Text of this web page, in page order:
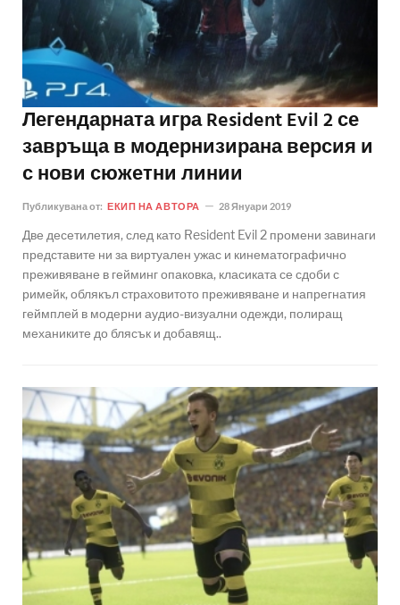
Легендарната игра Resident Evil 2 се
завръща в модернизирана версия и
с нови сюжетни линии
Публикувана от: ЕКИП НА АВТОРА 28 Януари 2019
Две десетилетия, след като Resident Evil 2 промени завинаги
представите ни за виртуален ужас и кинематографично
преживяване в гейминг опаковка, класиката се сдоби с
римейк, облякъл страховитото преживяване и напрегнатия
геймплей в модерни аудио-визуални одежди, полиращ
механиките до блясък и добавящ..